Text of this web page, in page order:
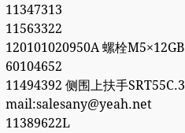
11347313
11563322
120101020950A 螺栓
60104652
11494392 侧围上扶手
mail:salesany@yeah.net
11389622L